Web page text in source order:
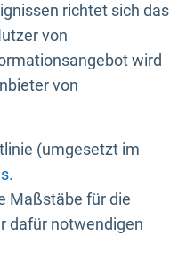
richtet sich das
von
wird
von
(umgesetzt im
Maßstäbe für die
dafür notwendigen